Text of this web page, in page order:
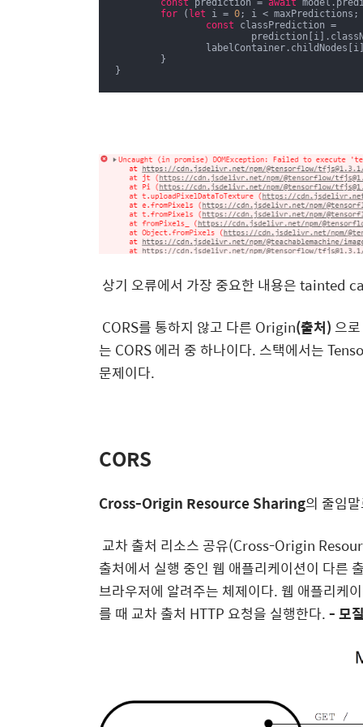
const prediction = await
for ( let i = 0; i <
const classPrediction =
}
상기 오류에서 가장 중요한 내용은 tainted
CORS를 통하지 않고 다른 Origin(출처)으
는 CORS 에러 중 하나이다. 스택에서는
문제이다.
CORS
Cross-Origin Resource Sharing의 줄임
교차 출처 리소스 공유(Cross-Origin
출처에서 실행 중인 웹 애플리케이션이 다른
브라우저에 알려주는 체제이다. 웹 애플리케
를 때 교차 출처 HTTP 요청을 실행한다.- 모